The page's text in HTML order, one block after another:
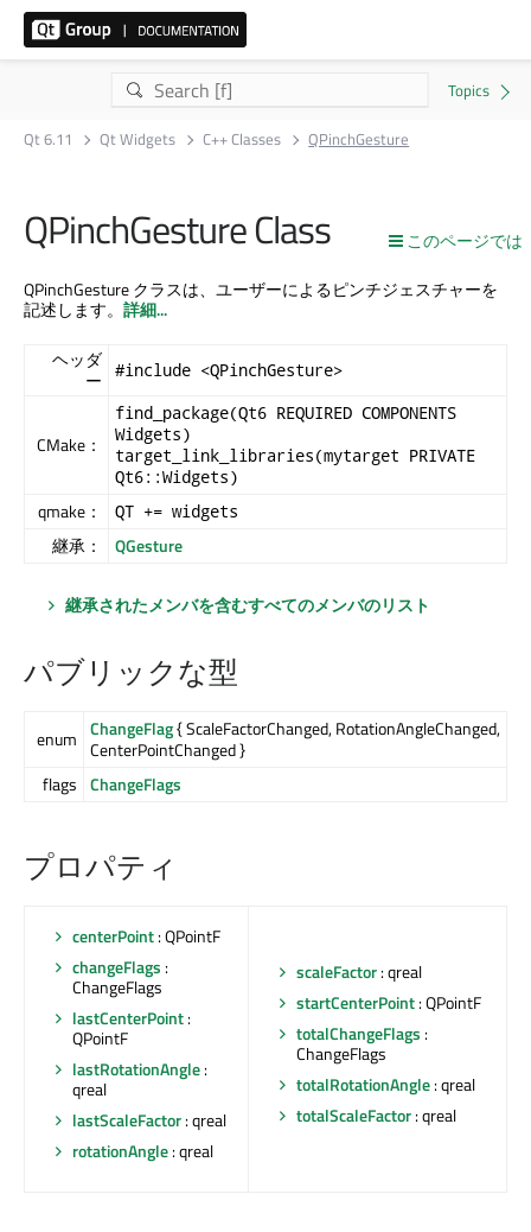
Qt 6.11 Qt Widgets C++ Classes QPinchGesture
このページでは
QPinchGesture Class
QPinchGesture クラスは、ユーザーによるピンチジェスチャーを
記述します。 詳細...
ヘッダ
ー
#include <QPinchGesture>
CMake：
find_package(Qt6 REQUIRED COMPONENTS
Widgets)
target_link_libraries(mytarget PRIVATE
Qt6::Widgets)
qmake： QT += widgets
継承： QGesture
継承されたメンバを含むすべてのメンバのリスト
パブリックな型
enum ChangeFlag{ ScaleFactorChanged, RotationAngleChanged,
CenterPointChanged }
flags ChangeFlags
プロパティ
centerPoint: QPointF
changeFlags :
ChangeFlags
lastCenterPoint:
QPointF
lastRotationAngle:
qreal
lastScaleFactor: qreal
rotationAngle: qreal
scaleFactor: qreal
startCenterPoint: QPointF
totalChangeFlags :
ChangeFlags
totalRotationAngle: qreal
totalScaleFactor: qreal